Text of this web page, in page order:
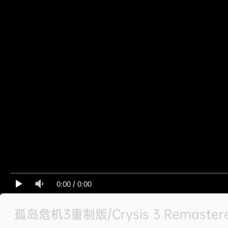
0:00 / 0:00
孤岛危机3重制版/Crysis 3